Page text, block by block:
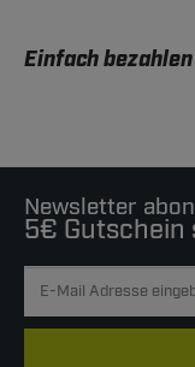
Einfach bezahlen
Newsletter
5€ Gutschein